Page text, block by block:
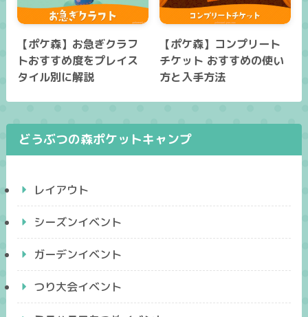
【ポケ森】お急ぎクラフ
トおすすめ度をプレイス
タイル別に解説
【ポケ森】コンプリート
チケット おすすめの使い
方と入手方法
どうぶつの森ポケットキャンプ
レイアウト
シーズンイベント
ガーデンイベント
つり大会イベント